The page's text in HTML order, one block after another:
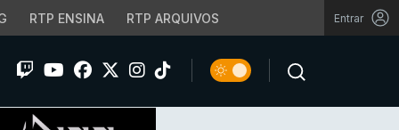
RTP ENSINA RTP ARQUIVOS Entrar